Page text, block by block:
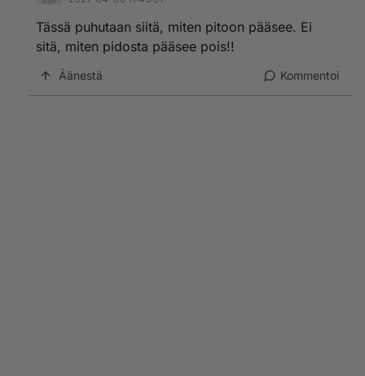
Tässä puhutaan siitä, miten pitoon pääsee. Ei
sitä, miten pidosta pääsee pois!!
Äänestä Kommentoi